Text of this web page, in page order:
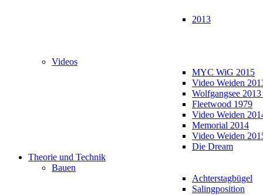
2013
Videos
MYC WiG 2015
Video Weiden
Wolfgangsee
Fleetwood 1979
Video Weiden
Memorial 2014
Video Weiden
Die Dream
Theorie und Technik
Bauen
Achterstagbügel
Salingposition